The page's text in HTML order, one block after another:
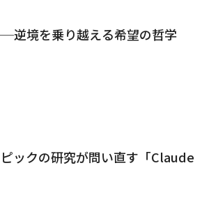
逆境を乗り越える希望の哲学
ックの研究が問い直す「Claude